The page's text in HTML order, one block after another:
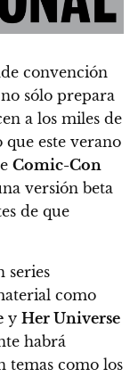
convención
no sólo prepara
a los miles de
que este verano
Comic-Con
versión beta
de que
series
como
y Her Universe
habrá
temas como los